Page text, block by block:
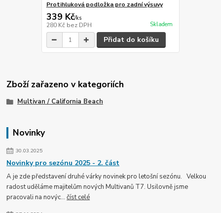
Novinky
30.03.2025
Novinky pro sezónu 2025 - 2. část
A je zde představení druhé várky novinek pro letošní sezónu. Velkou
radost uděláme majitelům nových Multivanů T7. Usilovně jsme
pracovali na novýc...číst celé
Protihluková podložka pro zadní výsuvy
339 Kč/ks
280 Kč bez DPH Skladem
Přidat do košíku
Zboží zařazeno v kategoriích
Multivan / California Beach